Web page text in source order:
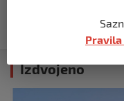
prije 11
Izdvojeno